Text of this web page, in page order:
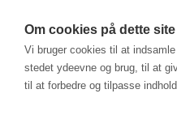
Om cookies på dette site
Vi bruger cookies til at
stedet ydeevne og brug, til at
til at forbedre og tilpasse